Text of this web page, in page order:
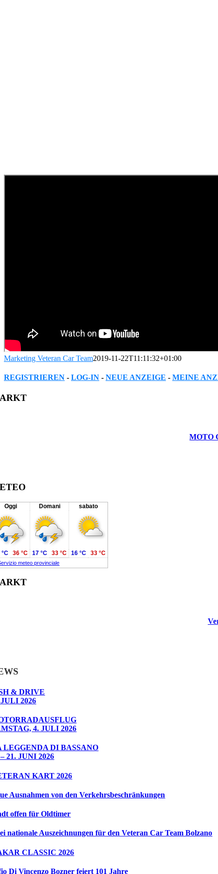
Marketing Veteran Car Team2019-11-22T11:11:32+01:00
REGISTRIEREN - LOG-IN - NEUE ANZEIGE - MEINE
Facebook
Twitter
Reddit
LinkedIn
WhatsApp
Tumblr
Pinterest
Vk
Xing
Email
MOTO
Oggi Domani sabato
meteo provinciale
°C 36 °C 17 °C 33 °C 16 °C 33 °C
& DRIVE
JULI 2026
4. JULI 2026
LEGGENDA DI BASSANO
21. JUNI 2026
KART 2026
Ausnahmen von den Verkehrsbeschränkungen
offen für Oldtimer
nationale Auszeichnungen für den Veteran Car Team Bolzano
CLASSIC 2026
Di Vincenzo Bozner feiert 101 Jahre